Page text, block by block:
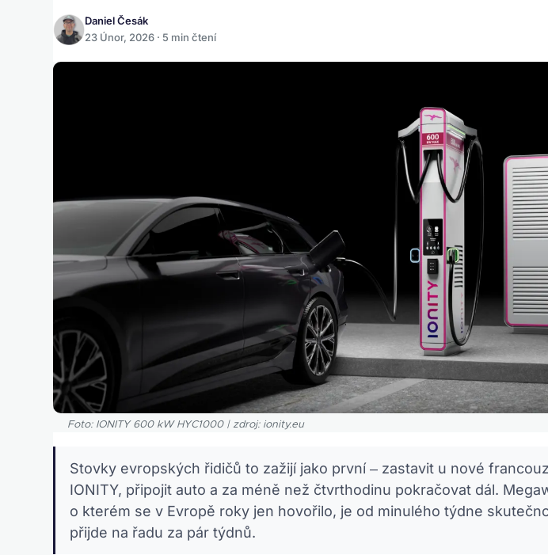
Daniel Česák
23 Únor, 2026 · 5 min čtení
Foto: IONITY 600 kW HYC1000 | zdroj: ionity.eu
Stovky evropských řidičů to zažijí jako první – zastavit u nové
IONITY, připojit auto a za méně než čtvrthodinu pokračovat dál.
o kterém se v Evropě roky jen hovořilo, je od minulého týdne
přijde na řadu za pár týdnů.